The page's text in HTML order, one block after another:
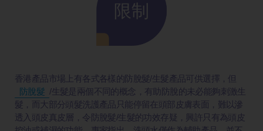
限制
香港產品市場上有各式各樣的防脫髮/生髮產品可供選擇，但
防脫髮 /生髮是兩個不同的概念，有助防脫的未必能夠刺激生
髮，而大部分頭髮洗護產品只能停留在頭部皮膚表面，難以滲
透入頭皮真皮層，令防脫髮/生髮的功效存疑，興許只有為頭皮